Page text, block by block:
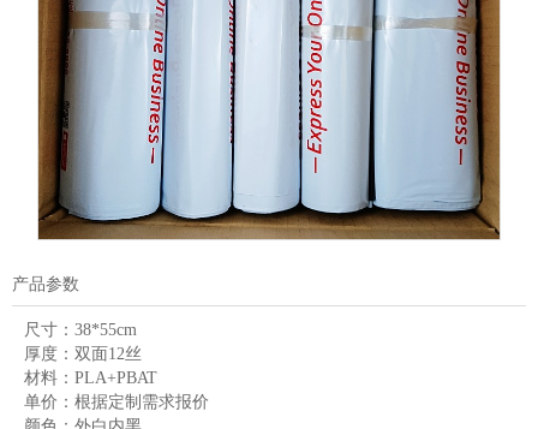
产品参数
尺寸： 38*55cm
厚度： 双面12丝
材料： PLA+PBAT
单价： 根据定制需求报价